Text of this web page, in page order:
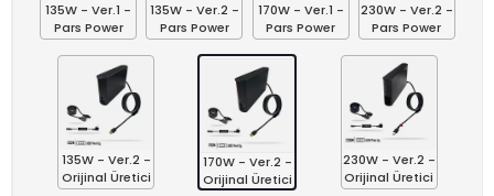
135W - Ver.1 -
Pars Power
135W - Ver.2 -
Pars Power
170W - Ver.1 -
Pars Power
230W - Ver.2 -
Pars Power
135W - Ver.2 -
Orijinal Üretici
170W - Ver.2 -
Orijinal Üretici
230W - Ver.2 -
Orijinal Üretici